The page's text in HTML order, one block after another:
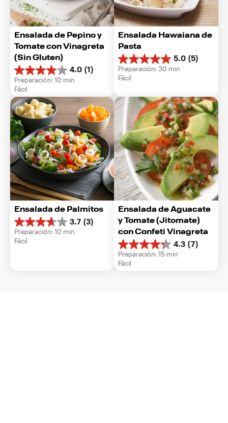
Ensalada de Pepino y
Tomate con Vinagreta
(Sin Gluten)
4.0 (1)
4.0
de
5
estrellas.
1
reseña
Preparación: 10 min
Fácil
Ensalada Hawaiana de
Pasta
5.0 (5)
5.0
de
5
5
reseñas
Preparación: 30 min
Fácil
Ensalada de Palmitos
3.7 (3)
3.7
de
5
Preparación: 10 min
Fácil
Ensalada de Aguacate
y Tomate (Jitomate)
con Confeti Vinagreta
4.3 (7)
4.3
de
5
Preparación: 15 min
Fácil